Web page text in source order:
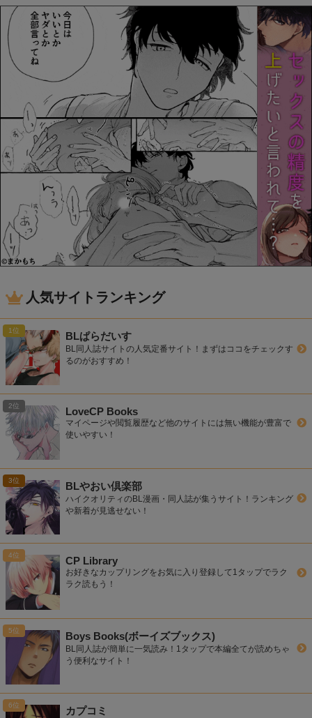
人気サイトランキング
BLぱらだいす
BL同人誌サイトの人気定番サイト！まずはココをチェックす
るのがおすすめ！
LoveCP Books
マイページや閲覧履歴など他のサイトには無い機能が豊富で
使いやすい！
BLやおい倶楽部
ハイクオリティのBL漫画・同人誌が集うサイト！ランキング
や新着が見逃せない！
CP Library
お好きなカップリングをお気に入り登録して1タップでラク
ラク読もう！
Boys Books(ボーイズブックス)
BL同人誌が簡単に一気読み！1タップで本編全てが読めちゃ
う便利なサイト！
カプコミ